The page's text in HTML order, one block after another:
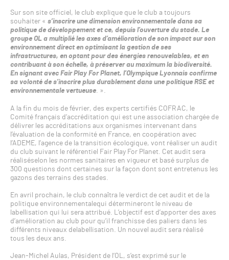
Sur son site officiel, le club explique que le club a toujours
souhaiter « s’inscrire une dimension environnementale dans sa
politique de développement et ce, depuis l’ouverture du stade. Le
groupe OL a multiplié les axes d’amélioration de son impact sur son
environnement direct en optimisant la gestion de ses
infrastructures, en optant pour des énergies renouvelables, et en
contribuant à son échelle, à préserver au maximum la biodiversité.
En signant avec Fair Play For Planet, l’Olympique Lyonnais confirme
sa volonté de s’inscrire plus durablement dans une politique RSE et
environnementale vertueuse. ».
A la fin du mois de février, des experts certifiés COFRAC, le
Comité français d’accréditation qui est une association chargée de
délivrer les accréditations aux organismes intervenant dans
l’évaluation de la conformité en France, en coopération avec
l’ADEME, l’agence de la transition écologique, vont réaliser un audit
du club suivant le référentiel Fair Play For Planet. Cet audit sera
réaliséselon les normes sanitaires en vigueur et basé surplus de
300 questions dont certaines sur la façon dont sont entretenus les
gazons des terrains des stades.
En avril prochain, le club connaîtra le verdict de cet audit et de la
politique environnementalequi détermineront le niveau de
labellisation qui lui sera attribué. L’objectif est d’apporter des axes
d’amélioration au club pour qu’il franchisse des paliers dans les
différents niveaux delabellisation. Un nouvel audit sera réalisé
tous les deux ans.
Jean-Michel Aulas, Président de l’OL, s’est exprimé sur le